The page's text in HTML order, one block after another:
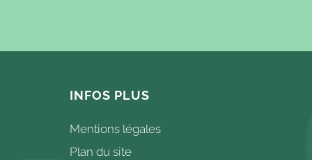
INFOS PLUS
Mentions légales
Plan du site